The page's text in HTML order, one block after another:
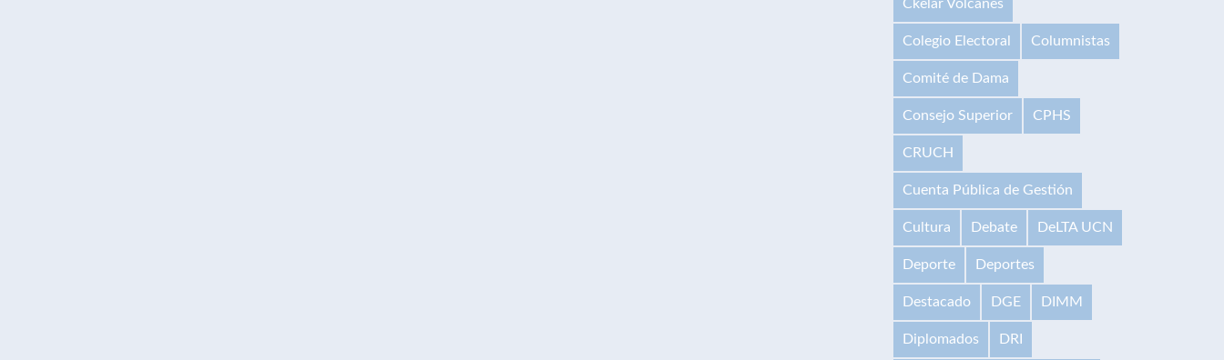
Ckelar Volcanes
Colegio Electoral Columnistas
Comité de Dama
Consejo Superior CPHS
CRUCH
Cuenta Pública de Gestión
Cultura Debate DeLTA UCN
Deporte Deportes
Destacado DGE DIMM
Diplomados DRI